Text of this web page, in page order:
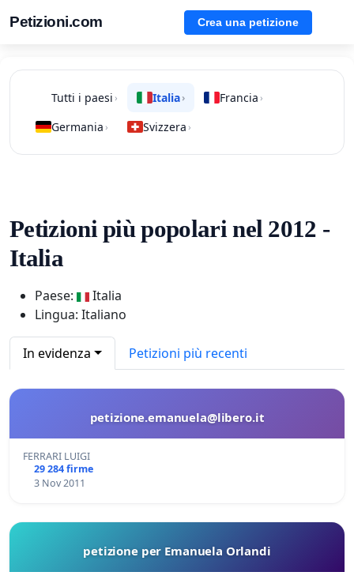
Petizioni.com Crea una petizione
Tutti i paesi › Italia› Francia ›
Germania › Svizzera ›
Petizioni più popolari nel 2012 -
Italia
Paese:
Italia
Lingua: Italiano
In evidenza Petizioni più recenti
petizione.emanuela@libero.it
FERRARI LUIGI
29 284 firme
3 Nov 2011
petizione per Emanuela Orlandi